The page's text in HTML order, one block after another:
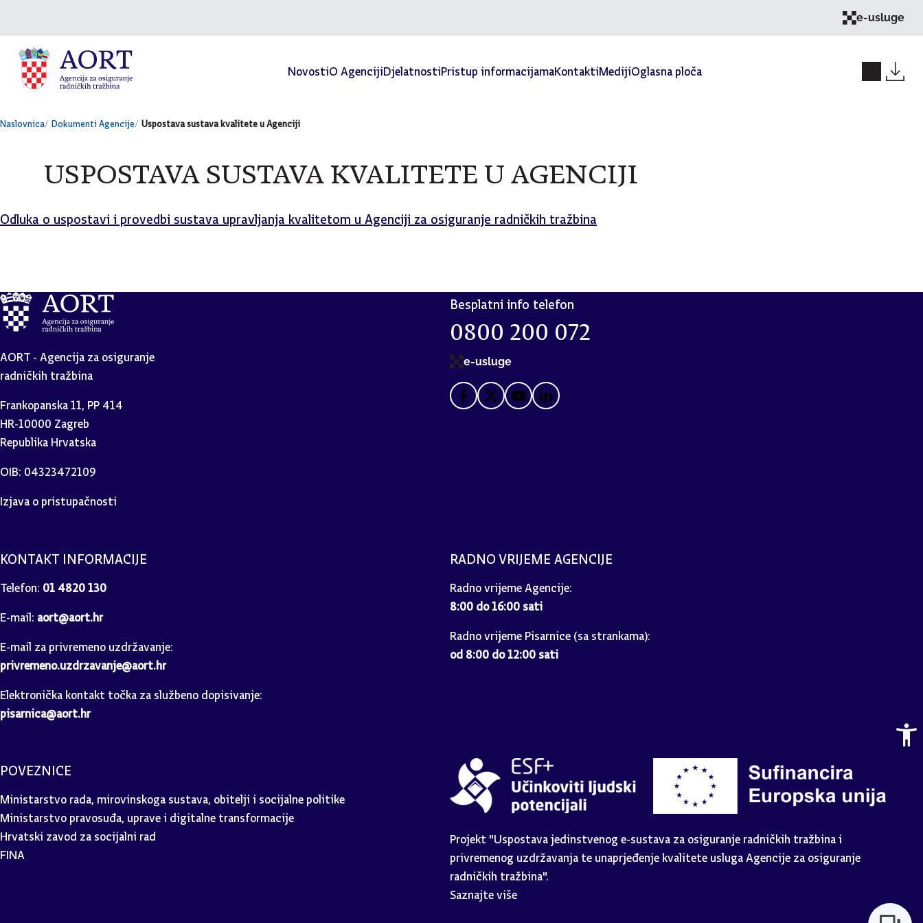
e-usluge
NovostiO AgencijiDjelatnostiPristup informacijamaKontaktiMedijiOglasna ploča
Naslovnica Dokumenti Agencije Uspostava sustava kvalitete u Agenciji
USPOSTAVA SUSTAVA KVALITETE U AGENCIJI
Odluka o uspostavi i provedbi sustava upravljanja kvalitetom u Agenciji za osiguranje radničkih tražbina
AORT - Agencija za osiguranje
radničkih tražbina
Frankopanska 11, PP 414
HR-10000 Zagreb
Republika Hrvatska
OIB: 04323472109
Izjava o pristupačnosti
Besplatni info telefon
0800 200 072
e-usluge
KONTAKT INFORMACIJE
Telefon: 01 4820 130
E-mail: aort@aort.hr
E-mail za privremeno uzdržavanje:
privremeno.uzdrzavanje@aort.hr
Elektronička kontakt točka za službeno dopisivanje:
pisarnica@aort.hr
RADNO VRIJEME AGENCIJE
Radno vrijeme Agencije:
8:00 do 16:00 sati
Radno vrijeme Pisarnice (sa strankama):
od 8:00 do 12:00 sati
POVEZNICE
Ministarstvo rada, mirovinskoga sustava, obitelji i socijalne politike
Ministarstvo pravosuđa, uprave i digitalne transformacije
Hrvatski zavod za socijalni rad
FINA
Projekt "Uspostava jedinstvenog e-sustava za osiguranje radničkih tražbina i
privremenog uzdržavanja te unaprjeđenje kvalitete usluga Agencije za osiguranje
radničkih tražbina".
Saznajte više